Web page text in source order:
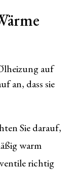
auf
an, dass sie
Sie darauf,
warm
richtig